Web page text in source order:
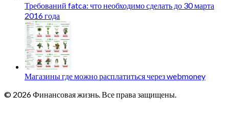
Требований fatca: что необходимо сделать до 30 марта
2016 года
Магазины где можно расплатиться через webmoney
© 2026 Финансовая жизнь. Все права защищены.